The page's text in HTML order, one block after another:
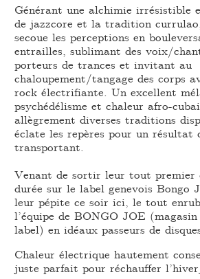
Générant une alchimie irrésistible
de jazzcore et la tradition
secoue les perceptions en
entrailles, sublimant des voix/
porteurs de trances et invitant au
chaloupement/tangage des corps
rock électrifiante. Un excellent
psychédélisme et chaleur afro-
allègrement diverses traditions
éclate les repères pour un résultat
transportant.
Venant de sortir leur tout premier
durée sur le label genevois Bongo
leur pépite ce soir ici, le tout
l’équipe de BONGO JOE
label) en idéaux passeurs de
Chaleur électrique hautement
juste parfait pour réchauffer